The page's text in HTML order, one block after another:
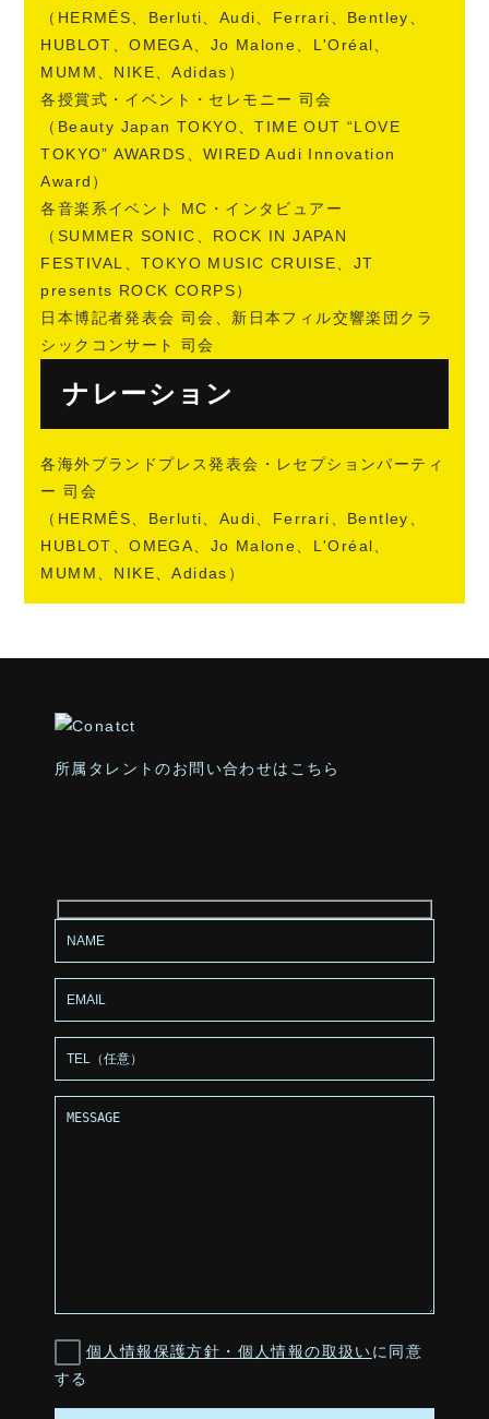
（HERMĒS、Berluti、Audi、Ferrari、Bentley、
HUBLOT、OMEGA、Jo Malone、L'Oréal、
MUMM、NIKE、Adidas）
各授賞式・イベント・セレモニー 司会
（Beauty Japan TOKYO、TIME OUT “LOVE
TOKYO” AWARDS、WIRED Audi Innovation
Award）
各音楽系イベント MC・インタビュアー
（SUMMER SONIC、ROCK IN JAPAN
FESTIVAL、TOKYO MUSIC CRUISE、JT
presents ROCK CORPS）
日本博記者発表会 司会、新日本フィル交響楽団クラ
シックコンサート 司会
ナレーション
各海外ブランドプレス発表会・レセプションパーティ
ー 司会
（HERMĒS、Berluti、Audi、Ferrari、Bentley、
HUBLOT、OMEGA、Jo Malone、L'Oréal、
MUMM、NIKE、Adidas）
所属タレントのお問い合わせはこちら
個人情報保護方針・個人情報の取扱いに同意
する